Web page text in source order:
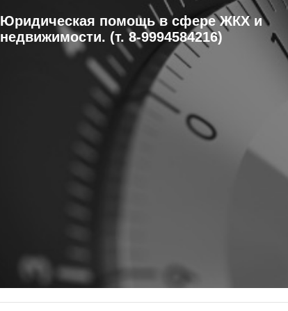
Юридическая помощь в сфере ЖКХ и
недвижимости. (т. 8-9994584216)